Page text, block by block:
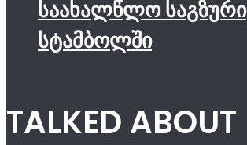
საახალწლო საგზური
სტამბოლში
TALKED ABOUT